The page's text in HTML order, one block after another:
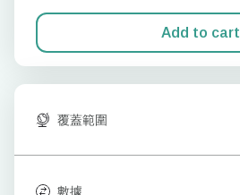
Add to cart
覆蓋範圍
數據